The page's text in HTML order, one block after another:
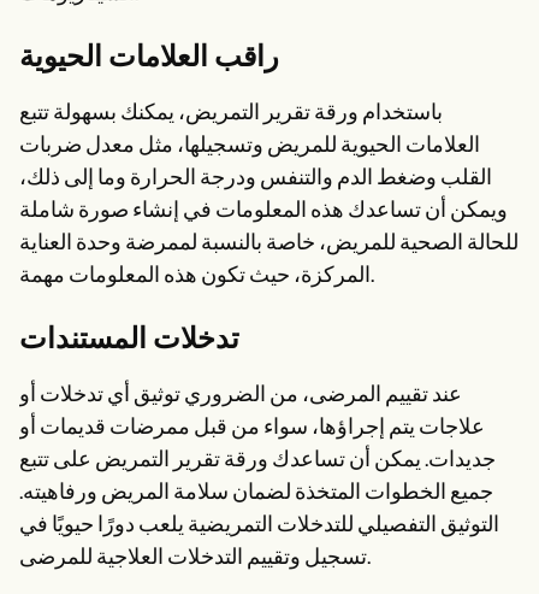
راقب العلامات الحيوية
باستخدام ورقة تقرير التمريض، يمكنك بسهولة تتبع
العلامات الحيوية للمريض وتسجيلها، مثل معدل ضربات
القلب وضغط الدم والتنفس ودرجة الحرارة وما إلى ذلك،
ويمكن أن تساعدك هذه المعلومات في إنشاء صورة شاملة
للحالة الصحية للمريض، خاصة بالنسبة لممرضة وحدة العناية
المركزة، حيث تكون هذه المعلومات مهمة.
تدخلات المستندات
عند تقييم المرضى، من الضروري توثيق أي تدخلات أو
علاجات يتم إجراؤها، سواء من قبل ممرضات قديمات أو
جديدات. يمكن أن تساعدك ورقة تقرير التمريض على تتبع
جميع الخطوات المتخذة لضمان سلامة المريض ورفاهيته.
التوثيق التفصيلي للتدخلات التمريضية يلعب دورًا حيويًا في
تسجيل وتقييم التدخلات العلاجية للمرضى.